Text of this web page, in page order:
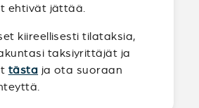
ehtivät jättää.
kiireellisesti tilataksia,
taksiyrittäjät ja
tästa ja ota suoraan